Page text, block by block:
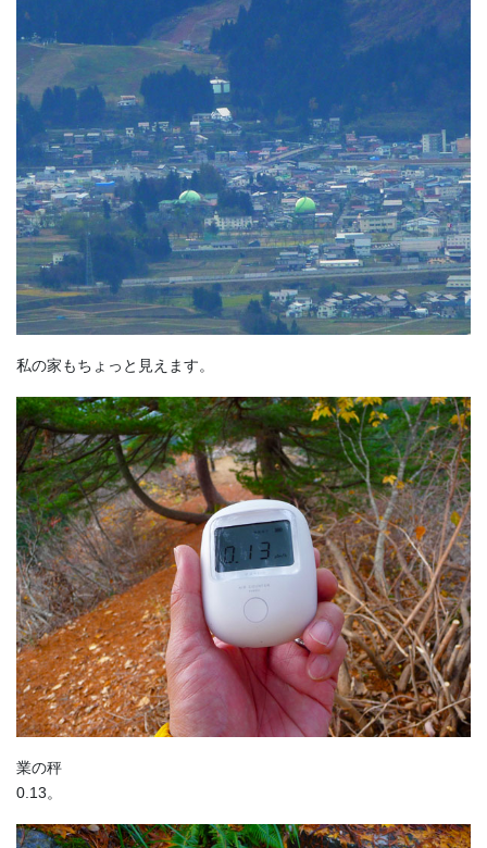
私の家もちょっと見えます。
業の秤
0.13。